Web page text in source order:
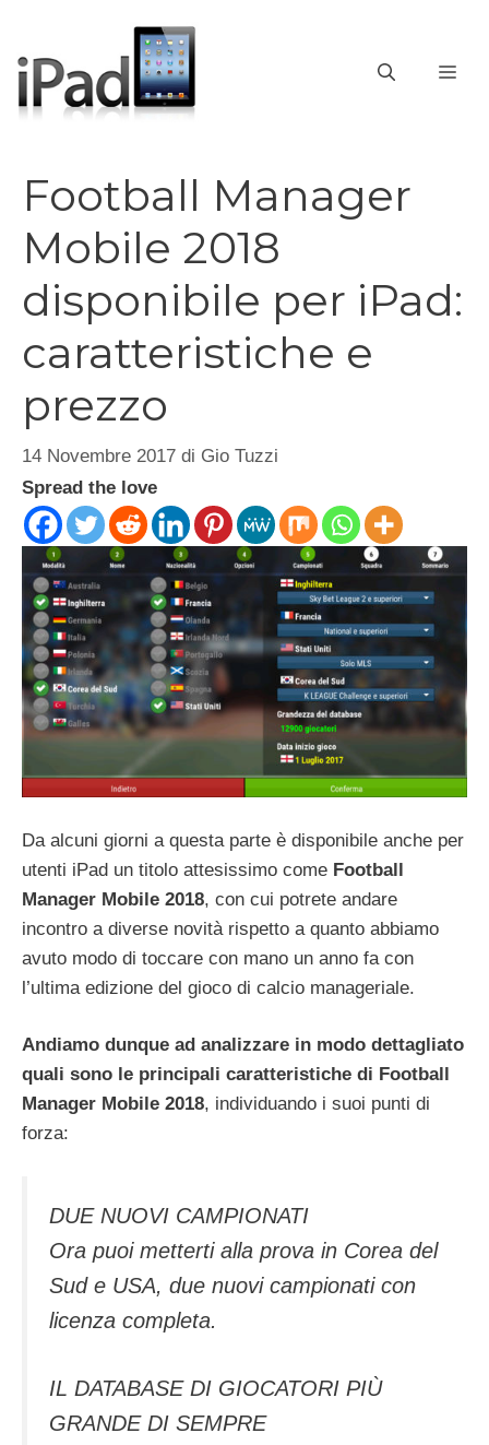
contenuto
Football Manager
Mobile 2018
disponibile per iPad:
caratteristiche e
prezzo
14 Novembre 2017 di Gio Tuzzi
Spread the love
Da alcuni giorni a questa parte è disponibile anche per
utenti iPad un titolo attesissimo come Football
Manager Mobile 2018, con cui potrete andare
incontro a diverse novità rispetto a quanto abbiamo
avuto modo di toccare con mano un anno fa con
l’ultima edizione del gioco di calcio manageriale.
Andiamo dunque ad analizzare in modo dettagliato
quali sono le principali caratteristiche di Football
Manager Mobile 2018, individuando i suoi punti di
forza:
DUE NUOVI CAMPIONATI
Ora puoi metterti alla prova in Corea del
Sud e USA, due nuovi campionati con
licenza completa.
IL DATABASE DI GIOCATORI PIÙ
GRANDE DI SEMPRE